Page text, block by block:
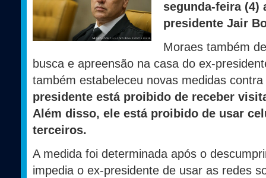
segunda-feira
presidente Jair
Moraes também
busca e apreensão na casa do ex-
também estabeleceu novas medidas
presidente está proibido de receber
Além disso, ele está proibido de usar
terceiros.
A medida foi determinada após o
impedia o ex-presidente de usar as redes